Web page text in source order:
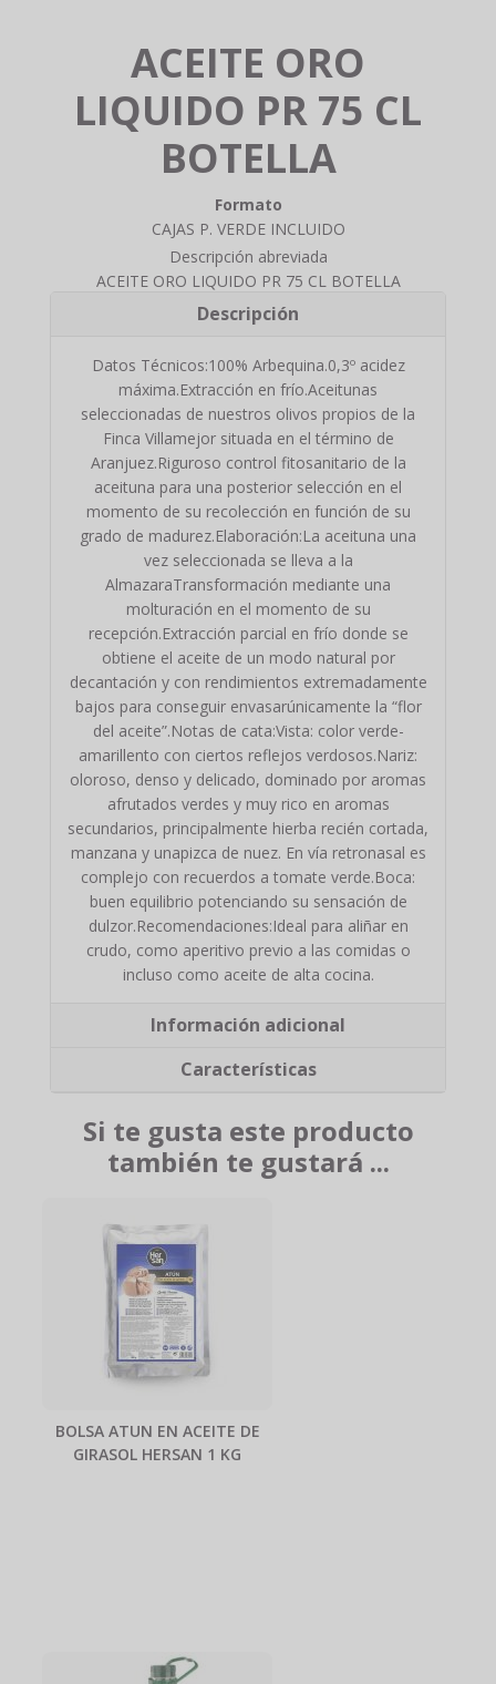
ACEITE ORO
LIQUIDO PR 75 CL
BOTELLA
Formato
CAJAS P. VERDE INCLUIDO
Descripción abreviada
ACEITE ORO LIQUIDO PR 75 CL BOTELLA
Descripción
Datos Técnicos:100% Arbequina.0,3º acidez
máxima.Extracción en frío.Aceitunas
seleccionadas de nuestros olivos propios de la
Finca Villamejor situada en el término de
Aranjuez.Riguroso control fitosanitario de la
aceituna para una posterior selección en el
momento de su recolección en función de su
grado de madurez.Elaboración:La aceituna una
vez seleccionada se lleva a la
AlmazaraTransformación mediante una
molturación en el momento de su
recepción.Extracción parcial en frío donde se
obtiene el aceite de un modo natural por
decantación y con rendimientos extremadamente
bajos para conseguir envasarúnicamente la “flor
del aceite”.Notas de cata:Vista: color verde-
amarillento con ciertos reflejos verdosos.Nariz:
oloroso, denso y delicado, dominado por aromas
afrutados verdes y muy rico en aromas
secundarios, principalmente hierba recién cortada,
manzana y unapizca de nuez. En vía retronasal es
complejo con recuerdos a tomate verde.Boca:
buen equilibrio potenciando su sensación de
dulzor.Recomendaciones:Ideal para aliñar en
crudo, como aperitivo previo a las comidas o
incluso como aceite de alta cocina.
Información adicional
Características
Si te gusta este producto
también te gustará ...
BOLSA ATUN EN ACEITE DE
GIRASOL HERSAN 1 KG